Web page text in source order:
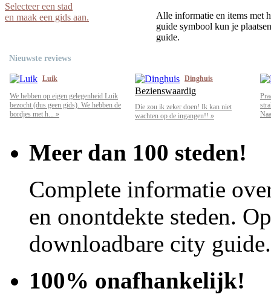
Selecteer een stad
en maak een gids aan.
Alle informatie en items met
guide symbool kun je
guide.
Nieuwste reviews
Luik
We hebben op eigen gelegenheid Luik
bezocht (dus geen gids). We hebben de
bordjes met h... »
Dinghuis
Bezienswaardig
Die zou ik zeker doen! Ik kan niet
wachten op de ingangen!! »
Meer dan 100 steden!
Complete informatie
en onontdekte steden.
downloadbare city guide.
100% onafhankelijk!